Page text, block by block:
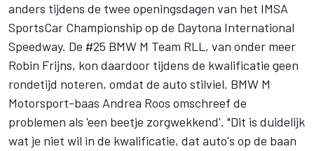
anders tijdens de twee openingsdagen van het IMSA
SportsCar Championship op de Daytona International
Speedway. De #25 BMW M Team RLL, van onder meer
Robin Frijns, kon daardoor tijdens de kwalificatie geen
rondetijd noteren, omdat de auto stilviel. BMW M
Motorsport-baas Andrea Roos omschreef de
problemen als 'een beetje zorgwekkend'. "Dit is duidelijk
wat je niet wil in de kwalificatie, dat auto's op de baan